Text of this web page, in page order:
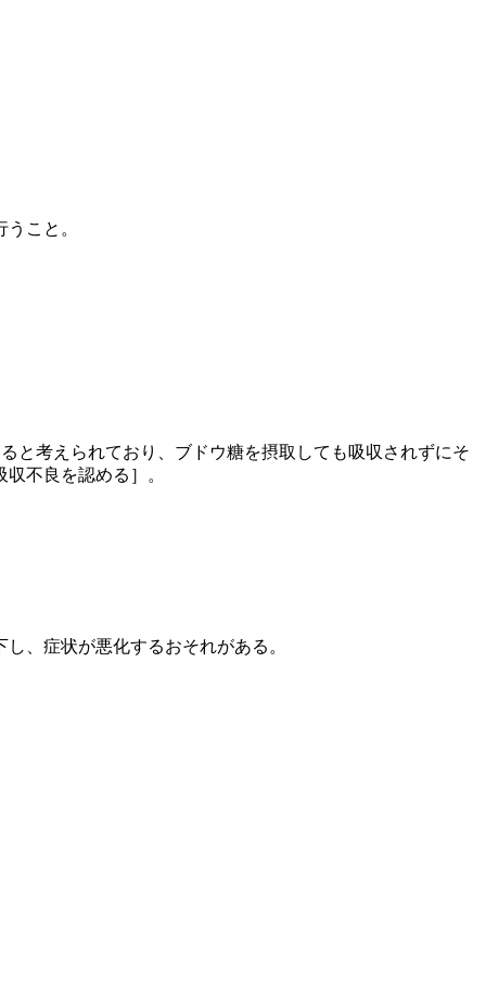
こと。
と考えられており、ブドウ糖を摂取しても吸収されずにそ
不良を認める］。
、症状が悪化するおそれがある。